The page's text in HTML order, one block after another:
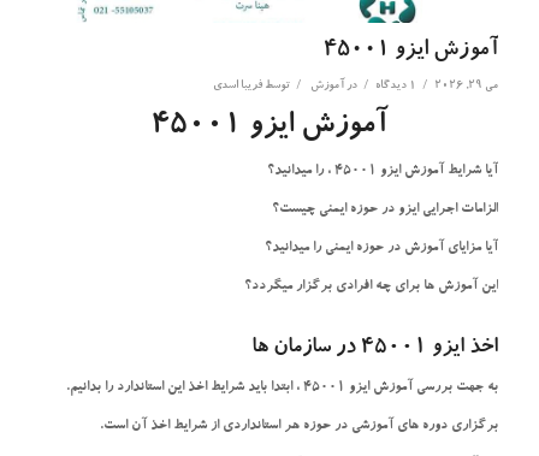
آموزش ایزو 45001
می 29, 2026 / 1 دیدگاه / در آموزش / توسط فریبا اسدی
آموزش ایزو 45001
آیا شرایط آموزش ایزو 45001 ، را میدانید؟
الزامات اجرایی ایزو در حوزه ایمنی چیست؟
آیا مزایای آموزش در حوزه ایمنی را میدانید؟
این آموزش ها برای چه افرادی برگزار میگردد؟
اخذ ایزو 45001 در سازمان ها
به جهت بررسی آموزش ایزو 45001 ، ابتدا باید شرایط اخذ این استاندارد را بدانیم.
برگزاری دوره های آموزشی در حوزه هر استانداردی از شرایط اخذ آن است.